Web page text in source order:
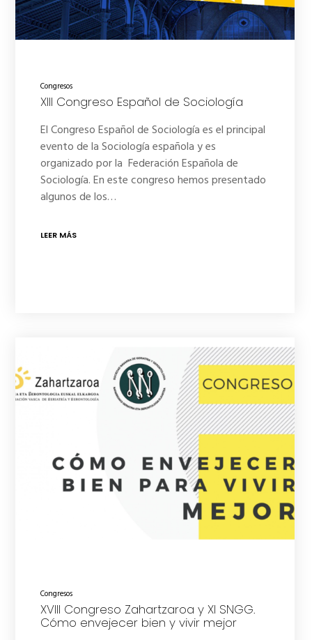
Congresos
XIII Congreso Español de Sociología
El Congreso Español de Sociología es el principal
evento de la Sociología española y es
organizado por la Federación Española de
Sociología. En este congreso hemos presentado
algunos de los…
LEER MÁS
Congresos
XVIII Congreso Zahartzaroa y XI SNGG.
Cómo envejecer bien y vivir mejor